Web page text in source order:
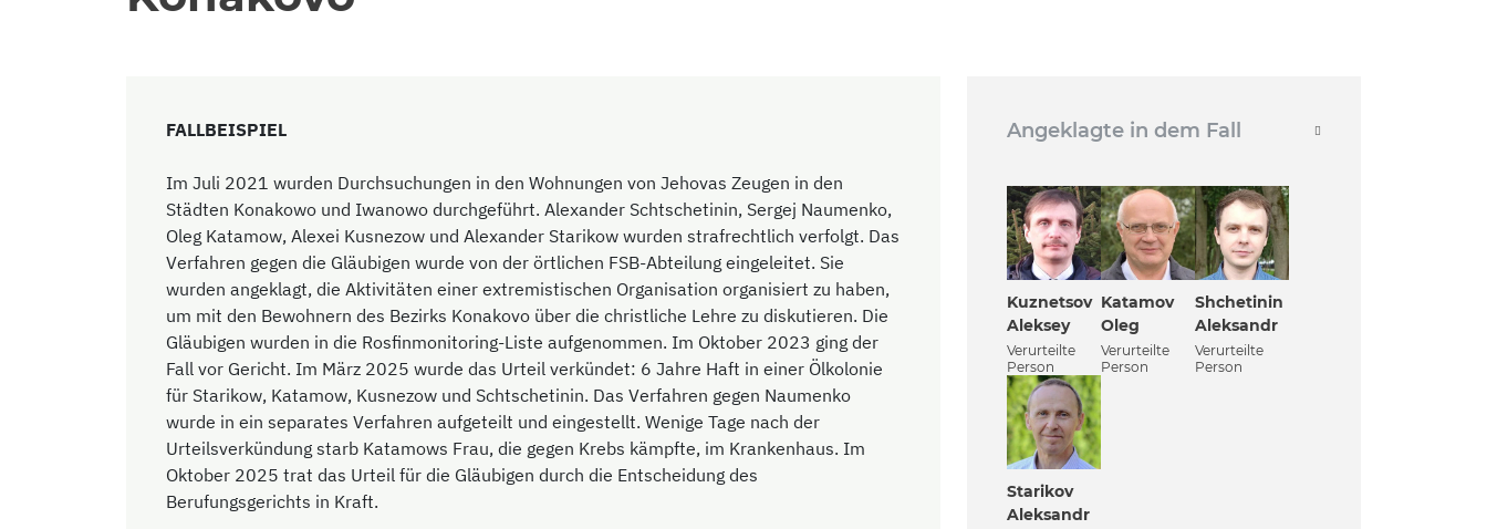
FALLBEISPIEL
Im Juli 2021 wurden Durchsuchungen in den Wohnungen von Jehovas Zeugen in den
Städten Konakowo und Iwanowo durchgeführt. Alexander Schtschetinin, Sergej Naumenko,
Oleg Katamow, Alexei Kusnezow und Alexander Starikow wurden strafrechtlich verfolgt. Das
Verfahren gegen die Gläubigen wurde von der örtlichen FSB-Abteilung eingeleitet. Sie
wurden angeklagt, die Aktivitäten einer extremistischen Organisation organisiert zu haben,
um mit den Bewohnern des Bezirks Konakovo über die christliche Lehre zu diskutieren. Die
Gläubigen wurden in die Rosfinmonitoring-Liste aufgenommen. Im Oktober 2023 ging der
Fall vor Gericht. Im März 2025 wurde das Urteil verkündet: 6 Jahre Haft in einer Ölkolonie
für Starikow, Katamow, Kusnezow und Schtschetinin. Das Verfahren gegen Naumenko
wurde in ein separates Verfahren aufgeteilt und eingestellt. Wenige Tage nach der
Urteilsverkündung starb Katamows Frau, die gegen Krebs kämpfte, im Krankenhaus. Im
Oktober 2025 trat das Urteil für die Gläubigen durch die Entscheidung des
Berufungsgerichts in Kraft.
Angeklagte in dem Fall
Kuznetsov
Aleksey
Verurteilte
Person
Katamov
Oleg
Verurteilte
Person
Shchetinin
Aleksandr
Verurteilte
Person
Starikov
Aleksandr